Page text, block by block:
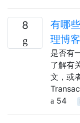
8
有哪
理博
是否有
了解有
文，或
54